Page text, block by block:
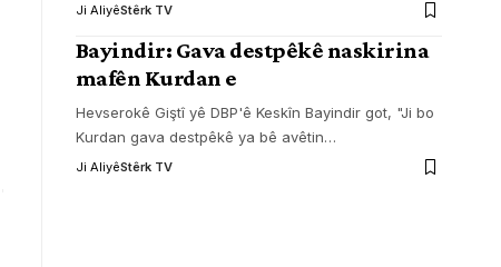
Ji AliyêStêrk TV
Bayindir: Gava destpêkê naskirina
mafên Kurdan e
Hevserokê Giştî yê DBP'ê Keskîn Bayindir got, "Ji bo
Kurdan gava destpêkê ya bê avêtin…
Ji AliyêStêrk TV